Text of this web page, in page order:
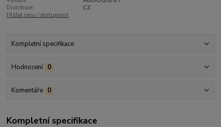
Distribuce:
CZ
Hlídat cenu / dostupnost
Kompletní specifikace
Hodnocení 0
Komentáře 0
Kompletní specifikace